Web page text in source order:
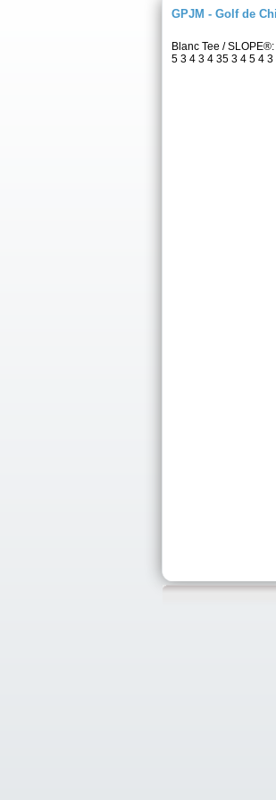
GPJM - Golf de
Blanc Tee /
5 3 4 3 4 35 3 4 5 4